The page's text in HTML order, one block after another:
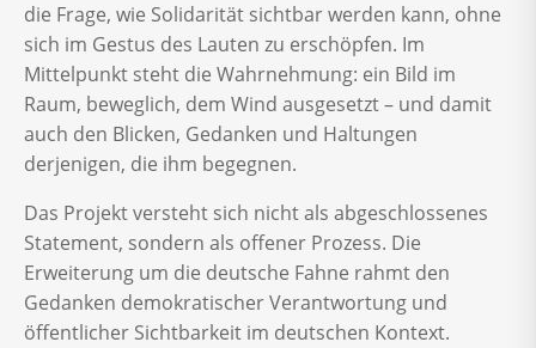
die Frage, wie Solidarität sichtbar werden kann, ohne
sich im Gestus des Lauten zu erschöpfen. Im
Mittelpunkt steht die Wahrnehmung: ein Bild im
Raum, beweglich, dem Wind ausgesetzt – und damit
auch den Blicken, Gedanken und Haltungen
derjenigen, die ihm begegnen.
Das Projekt versteht sich nicht als abgeschlossenes
Statement, sondern als offener Prozess. Die
Erweiterung um die deutsche Fahne rahmt den
Gedanken demokratischer Verantwortung und
öffentlicher Sichtbarkeit im deutschen Kontext.